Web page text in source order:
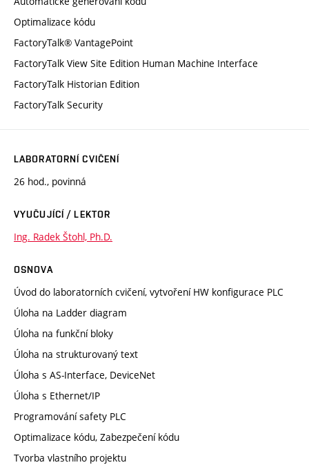
Optimalizace kódu
FactoryTalk® VantagePoint
FactoryTalk View Site Edition Human Machine Interface
FactoryTalk Historian Edition
FactoryTalk Security
LABORATORNÍ CVIČENÍ
26 hod., povinná
VYUČUJÍCÍ / LEKTOR
Ing. Radek Štohl, Ph.D.
OSNOVA
Úvod do laboratorních cvičení, vytvoření HW konfigurace PLC
Úloha na Ladder diagram
Úloha na funkční bloky
Úloha na strukturovaný text
Úloha s AS-Interface, DeviceNet
Úloha s Ethernet/IP
Programování safety PLC
Optimalizace kódu, Zabezpečení kódu
Tvorba vlastního projektu